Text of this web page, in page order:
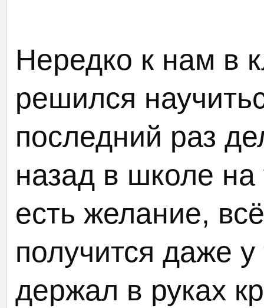
Нередко к нам в
решился
последний раз
назад в школе на
есть желание,
получится даже у
держал в руках